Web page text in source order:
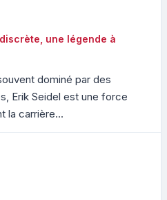
une légende à
dominé par des
Erik Seidel est une force
la carrière...